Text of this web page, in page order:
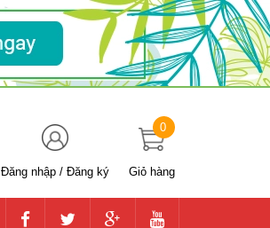
Đăng nhập / Đăng ký Giỏ hàng
0